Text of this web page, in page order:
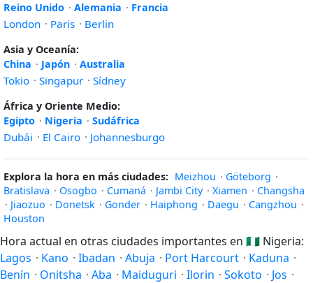
Reino Unido · Alemania · Francia
London · Paris · Berlin
Asia y Oceanía:
China · Japón · Australia
Tokio · Singapur · Sídney
África y Oriente Medio:
Egipto · Nigeria · Sudáfrica
Dubái · El Cairo · Johannesburgo
Explora la hora en más ciudades: Meizhou · Göteborg ·
Bratislava · Osogbo · Cumaná · Jambi City · Xiamen · Changsha
· Jiaozuo · Donetsk · Gonder · Haiphong · Daegu · Cangzhou ·
Houston
Hora actual en otras ciudades importantes en 🇳🇬 Nigeria:
Lagos · Kano · Ibadan · Abuja · Port Harcourt · Kaduna ·
Benín · Onitsha · Aba · Maiduguri · Ilorin · Sokoto · Jos ·